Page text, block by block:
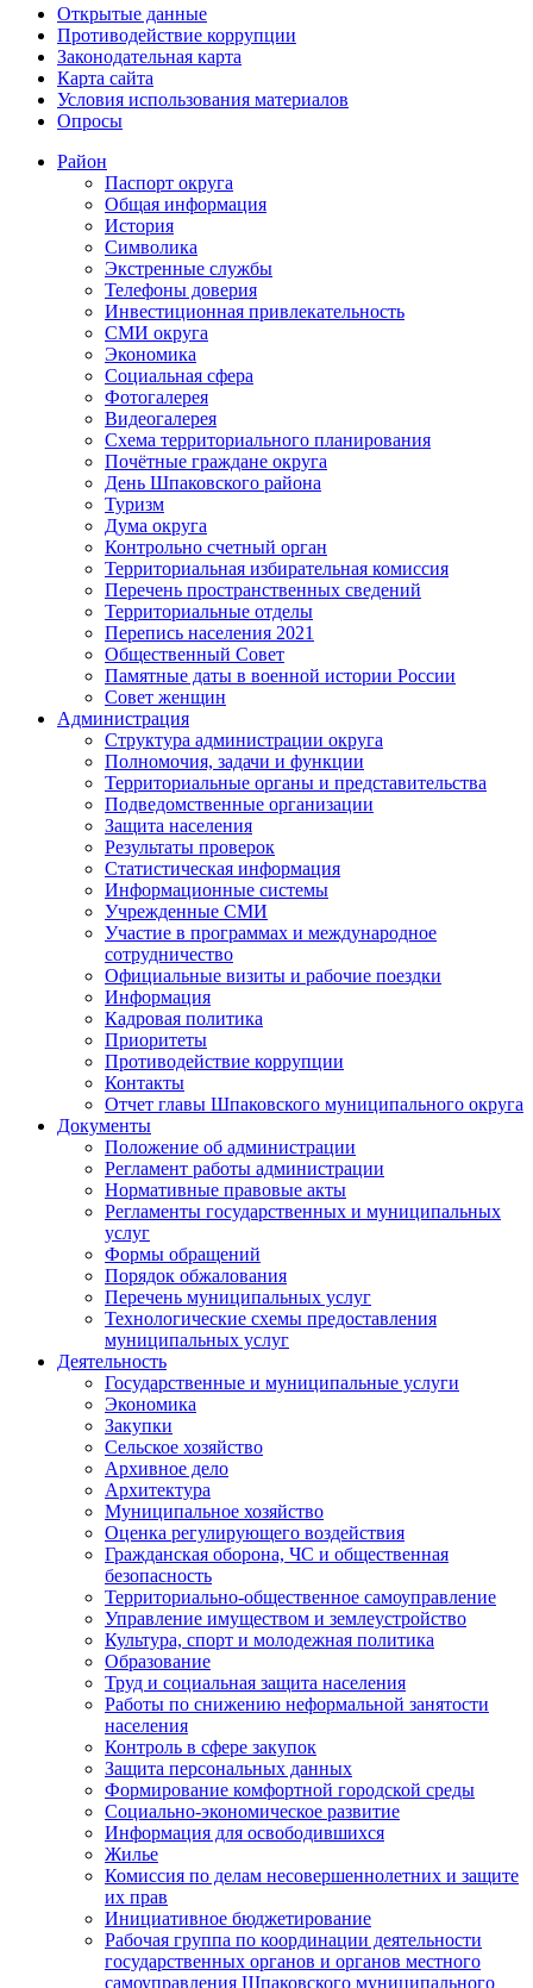
Открытые данные
Противодействие коррупции
Законодательная карта
Карта сайта
Условия использования материалов
Опросы
Район
Паспорт округа
Общая информация
История
Символика
Экстренные службы
Телефоны доверия
Инвестиционная привлекательность
СМИ округа
Экономика
Социальная сфера
Фотогалерея
Видеогалерея
Схема территориального планирования
Почётные граждане округа
День Шпаковского района
Туризм
Дума округа
Контрольно счетный орган
Территориальная избирательная комиссия
Перечень пространственных сведений
Территориальные отделы
Перепись населения 2021
Общественный Совет
Памятные даты в военной истории России
Совет женщин
Администрация
Структура администрации округа
Полномочия, задачи и функции
Территориальные органы и представительства
Подведомственные организации
Защита населения
Результаты проверок
Статистическая информация
Информационные системы
Учрежденные СМИ
Участие в программах и международное
сотрудничество
Официальные визиты и рабочие поездки
Информация
Кадровая политика
Приоритеты
Противодействие коррупции
Контакты
Отчет главы Шпаковского муниципального округа
Документы
Положение об администрации
Регламент работы администрации
Нормативные правовые акты
Регламенты государственных и муниципальных
услуг
Формы обращений
Порядок обжалования
Перечень муниципальных услуг
Технологические схемы предоставления
муниципальных услуг
Деятельность
Государственные и муниципальные услуги
Экономика
Закупки
Сельское хозяйство
Архивное дело
Архитектура
Муниципальное хозяйство
Оценка регулирующего воздействия
Гражданская оборона, ЧС и общественная
безопасность
Территориально-общественное самоуправление
Управление имуществом и землеустройство
Культура, спорт и молодежная политика
Образование
Труд и социальная защита населения
Работы по снижению неформальной занятости
населения
Контроль в сфере закупок
Защита персональных данных
Формирование комфортной городской среды
Социально-экономическое развитие
Информация для освободившихся
Жилье
Комиссия по делам несовершеннолетних и защите
их прав
Инициативное бюджетирование
Рабочая группа по координации деятельности
государственных органов и органов местного
самоуправления Шпаковского муниципального